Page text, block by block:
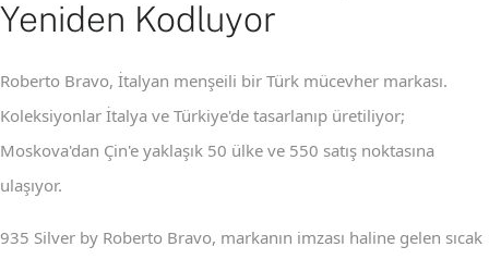
Yeniden Kodluyor
Roberto Bravo, İtalyan menşeili bir Türk mücevher markası.
Koleksiyonlar İtalya ve Türkiye'de tasarlanıp üretiliyor;
Moskova'dan Çin'e yaklaşık 50 ülke ve 550 satış noktasına
ulaşıyor.
935 Silver by Roberto Bravo, markanın imzası haline gelen sıcak